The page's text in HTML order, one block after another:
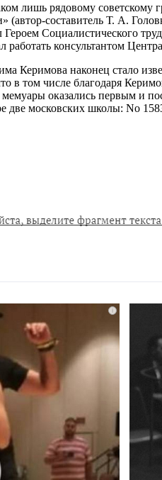
лишь рядовому советскому
(автор-составитель Т. А.
Социалистического
работать консультантом
Керимова наконец стало
в том числе благодаря
оказались первым и
две московских школы: No
i